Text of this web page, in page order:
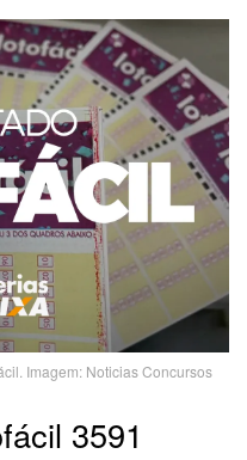
Imagem: Noticias Concursos
3591